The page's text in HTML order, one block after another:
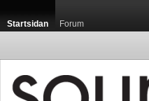
Startsidan Forum